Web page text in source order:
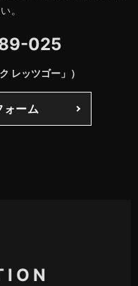
。
025
レッツゴー」）
ォーム